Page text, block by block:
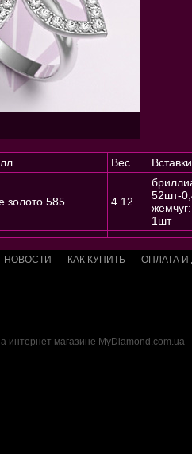
НОВОСТИ КАК КУПИТЬ ОПЛАТА И
Вес Вставки
золото 585 4.12
52шт-
жемчуг:
1шт
интернет магазине MyDiamond.com.ua